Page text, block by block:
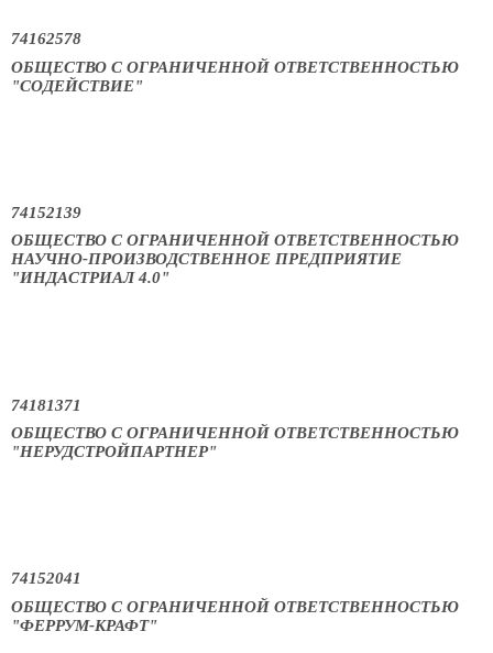
74162578
ОБЩЕСТВО С ОГРАНИЧЕННОЙ ОТВЕТСТВЕННОСТЬЮ
"СОДЕЙСТВИЕ"
74152139
ОБЩЕСТВО С ОГРАНИЧЕННОЙ ОТВЕТСТВЕННОСТЬЮ
НАУЧНО-ПРОИЗВОДСТВЕННОЕ ПРЕДПРИЯТИЕ
"ИНДАСТРИАЛ 4.0"
74181371
ОБЩЕСТВО С ОГРАНИЧЕННОЙ ОТВЕТСТВЕННОСТЬЮ
"НЕРУДСТРОЙПАРТНЕР"
74152041
ОБЩЕСТВО С ОГРАНИЧЕННОЙ ОТВЕТСТВЕННОСТЬЮ
"ФЕРРУМ-КРАФТ"